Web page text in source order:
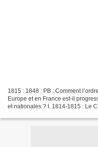
1815 : 1848 : PB : Comment
Europe et en France est-il
et nationales ? I. 1814-1815 : Le